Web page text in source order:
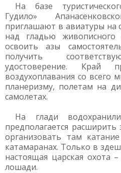
На базе
Гудило»
приглашают в авиатуры на
над гладью
освоить азы
получить
удостоверение. Край
воздухоплавания со всего
планеризму, полетам на
самолетах.
На глади
предполагается
организовать там
катамаранах. Только в
настоящая царская охота
лошади.